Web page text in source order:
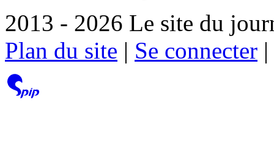
2013 - 2026 Le site du
Plan du site | Se connecter |